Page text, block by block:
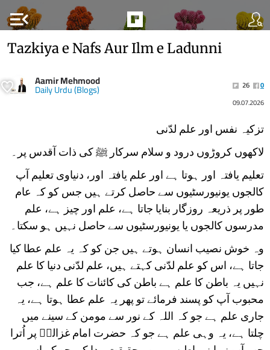
menu_open
Tazkiya e Nafs Aur Ilm e Ladunni
Aamir Mehmood
Daily Urdu (Blogs) 26
0
09.07.2026
تزکیہ نفس اور علم لدّنی
لاکھوں کروڑوں درود و سلام سرکار ﷺ کی ذات آقدس پر۔
تعلیم یافتہ اور ہوتا ہے اور علم یافتہ اور، دنیاوی تعلیم آپ
کالجوں یونیورسٹیوں سے حاصل کرتے ہیں جس کو کہ عام
طور پر ذریعہ روزگار بنایا جاتا ہے، علم اور چیز ہے، علم
مدرسوں کالجوں یا یونیورسٹیوں سے حاصل نہیں ہو سکتا۔
وہ خوش نصیب انسان ہوتے ہیں جن کو کہ یہ علم عطا کیا
جاتا ہے، اس کو علم لدّنی کہتے ہیں، علم لدّنی دنیا کا علم
نہیں یہ باطن کا علم ہے باطن کی کائنات کا علم ہے، جب
محبوب آپ کو پسند فرمائے تو پھر یہ علم عطا ہوتا ہے، یہ
جاری علم ہے جو کہ اللہ کے نور سے مومن کے سینے میں
چلتا ہے، یہ وہی علم ہے جو کہ حضرت امام غزالیؒ پر اُترا